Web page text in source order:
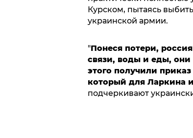
Курском, пытаясь
украинской армии.
"Понеся потери,
связи, воды и еды,
этого получили
который для Ларкина
подчеркивают